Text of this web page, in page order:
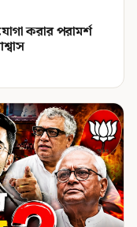
করার পরামর্শ